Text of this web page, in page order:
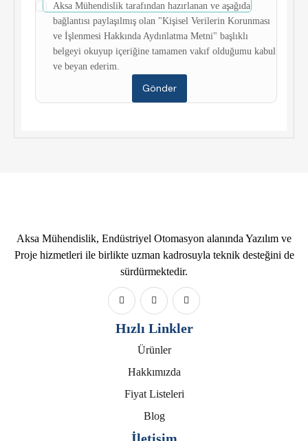
Aksa Mühendislik tarafından hazırlanan ve aşağıda
bağlantısı paylaşılmış olan "Kişisel Verilerin Korunması
ve İşlenmesi Hakkında Aydınlatma Metni" başlıklı
belgeyi okuyup içeriğine tamamen vakıf olduğumu kabul
ve beyan ederim.
Aksa Mühendislik, Endüstriyel Otomasyon alanında Yazılım ve
Proje hizmetleri ile birlikte uzman kadrosuyla teknik desteğini de
sürdürmektedir.
Hızlı Linkler
Ürünler
Hakkımızda
Fiyat Listeleri
Blog